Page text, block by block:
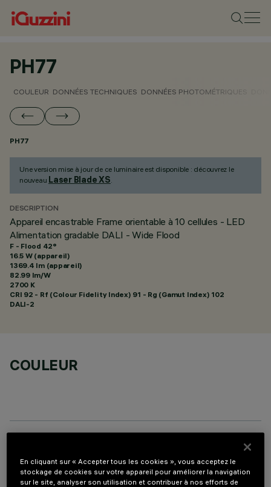
PH77
COULEUR DONNÉES TECHNIQUES DONNÉES PHOTOMÉTRIQUES
PH77
Une version mise à jour de ce luminaire est disponible : découvrez le
nouveau Laser Blade XS.
DESCRIPTION
Appareil encastrable Frame orientable à 10 cellules - LED
Alimentation gradable DALI - Wide Flood
F - Flood 42°
16.5 W (appareil)
1369.4 lm (appareil)
82.99 lm/W
2700 K
CRI 92 - Rf (Colour Fidelity Index) 91 - Rg (Gamut Index) 102
DALI-2
COULEUR
DERNIÈRE MISE À JOUR: 07/08/2026
En cliquant sur « Accepter tous les cookies », vous acceptez le
stockage de cookies sur votre appareil pour améliorer la navigation
sur le site, analyser son utilisation et contribuer à nos efforts de